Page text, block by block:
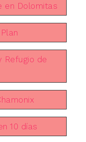
en Dolomitas
Refugio de
10 días